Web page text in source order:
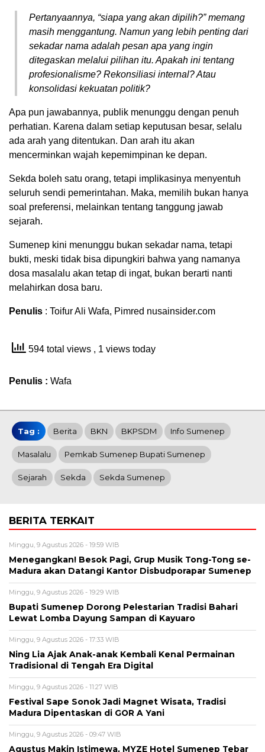
Pertanyaannya, “siapa yang akan dipilih?” memang
masih menggantung. Namun yang lebih penting dari
sekadar nama adalah pesan apa yang ingin
ditegaskan melalui pilihan itu. Apakah ini tentang
profesionalisme? Rekonsiliasi internal? Atau
konsolidasi kekuatan politik?
Apa pun jawabannya, publik menunggu dengan penuh
perhatian. Karena dalam setiap keputusan besar, selalu
ada arah yang ditentukan. Dan arah itu akan
mencerminkan wajah kepemimpinan ke depan.
Sekda boleh satu orang, tetapi implikasinya menyentuh
seluruh sendi pemerintahan. Maka, memilih bukan hanya
soal preferensi, melainkan tentang tanggung jawab
sejarah.
Sumenep kini menunggu bukan sekadar nama, tetapi
bukti, meski tidak bisa dipungkiri bahwa yang namanya
dosa masalalu akan tetap di ingat, bukan berarti nanti
melahirkan dosa baru.
Penulis : Toifur Ali Wafa, Pimred nusainsider.com
594 total views , 1 views today
Penulis : Wafa
Tag : Berita BKN BKPSDM Info Sumenep
Masalalu Pemkab Sumenep Bupati Sumenep
Sejarah Sekda Sekda Sumenep
BERITA TERKAIT
Minggu, 9 Agustus 2026 - 19:59 WIB
Menegangkan! Besok Pagi, Grup Musik Tong-Tong se-
Madura akan Datangi Kantor Disbudporapar Sumenep
Minggu, 9 Agustus 2026 - 19:29 WIB
Bupati Sumenep Dorong Pelestarian Tradisi Bahari
Lewat Lomba Dayung Sampan di Kayuaro
Minggu, 9 Agustus 2026 - 17:33 WIB
Ning Lia Ajak Anak-anak Kembali Kenal Permainan
Tradisional di Tengah Era Digital
Minggu, 9 Agustus 2026 - 11:27 WIB
Festival Sape Sonok Jadi Magnet Wisata, Tradisi
Madura Dipentaskan di GOR A Yani
Minggu, 9 Agustus 2026 - 09:47 WIB
Agustus Makin Istimewa, MYZE Hotel Sumenep Tebar